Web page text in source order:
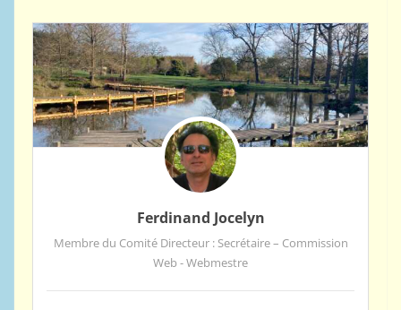
Ferdinand Jocelyn
Membre du Comité Directeur : Secrétaire – Commission
Web - Webmestre